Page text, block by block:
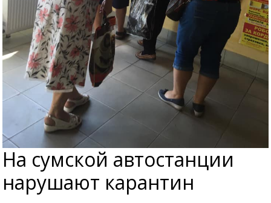
На сумской автостанции
нарушают карантин